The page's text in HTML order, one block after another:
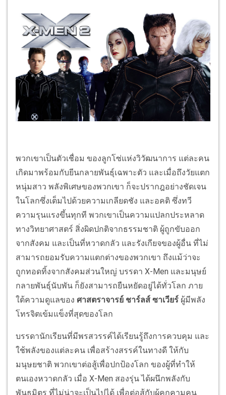
พวกเขาเป็นตัวเชื่อม ของลูกโซ่แห่งวิวัฒนาการ แต่ละคน
เกิดมาพร้อมกับยีนกลายพันธุ์เฉพาะตัว และเมื่อถึงวัยแตก
หนุ่มสาว พลังพิเศษของพวกเขา ก็จะปรากฎอย่างชัดเจน
ในโลกซึ่งเต็มไปด้วยความเกลียดชัง และอคติ ซึ่งทวี
ความรุนแรงขึ้นทุกที พวกเขาเป็นความแปลกประหลาด
ทางวิทยาศาสตร์ สิ่งผิดปกติจากธรรมชาติ ผู้ถูกขับออก
จากสังคม และเป็นที่หวาดกลัว และรังเกียจของผู้อื่น ที่ไม่
สามารถยอมรับความแตกต่างของพวกเขา ถึงแม้ว่าจะ
ถูกทอดทิ้งจากสังคมส่วนใหญ่ บรรดา X-Men และมนุษย์
กลายพันธุ์นับพัน ก็ยังสามารถยืนหยัดอยู่ได้ทั่วโลก ภาย
ใต้ความดูแลของ ศาสตราจารย์ ชาร์ลส์ ซาเวียร์ ผู้มีพลัง
โทรจิตเข้มแข็งที่สุดของโลก
บรรดานักเรียนที่มีพรสวรรค์ได้เรียนรู้ถึงการควบคุม และ
ใช้พลังของแต่ละคน เพื่อสร้างสรรค์ในทางดี ให้กับ
มนุษยชาติ พวกเขาต่อสู้เพื่อปกป้องโลก ของผู้ที่ทำให้
ตนเองหวาดกลัว เมื่อ X-Men สองรุ่น ได้ผนึกพลังกับ
พันธมิตร ที่ไม่น่าจะเป็นไปได้ เพื่อต่อสู้กับผู้คุกคามคน